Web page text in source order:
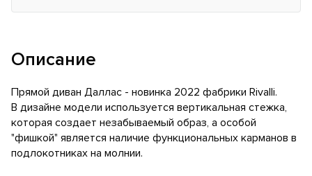
Описание
Прямой диван Даллас - новинка 2022 фабрики Rivalli.
В дизайне модели используется вертикальная стежка,
которая создает незабываемый образ, а особой
"фишкой" является наличие функциональных карманов в
подлокотниках на молнии.